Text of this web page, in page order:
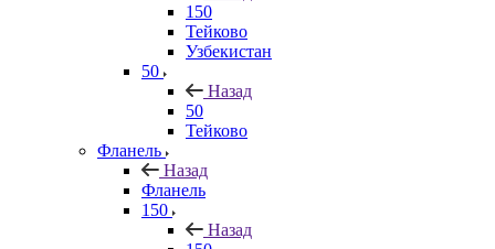
150
Тейково
Узбекистан
50
Назад
50
Тейково
Фланель
Назад
Фланель
150
Назад